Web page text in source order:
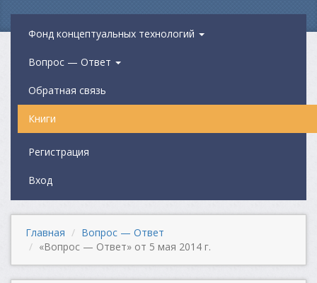
Фонд концептуальных технологий
Вопрос — Ответ
Обратная связь
Книги
Регистрация
Вход
Главная
Вопрос — Ответ
«Вопрос — Ответ» от 5 мая 2014 г.